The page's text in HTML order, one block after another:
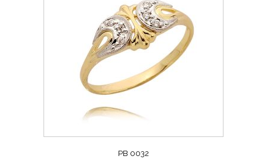
PB 0032